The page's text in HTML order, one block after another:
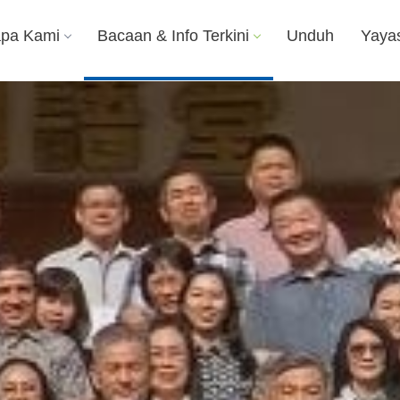
Kami Bacaan & Info Terkini Unduh